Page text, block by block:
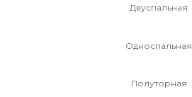
Двуспальная
Односпальная
Полуторная